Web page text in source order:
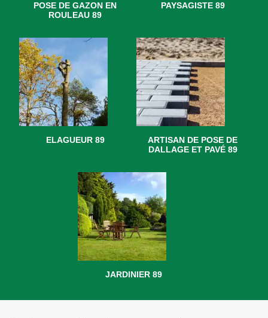
POSE DE GAZON EN
ROULEAU 89
PAYSAGISTE 89
ELAGUEUR 89
ARTISAN DE POSE DE
DALLAGE ET PAVÉ 89
JARDINIER 89